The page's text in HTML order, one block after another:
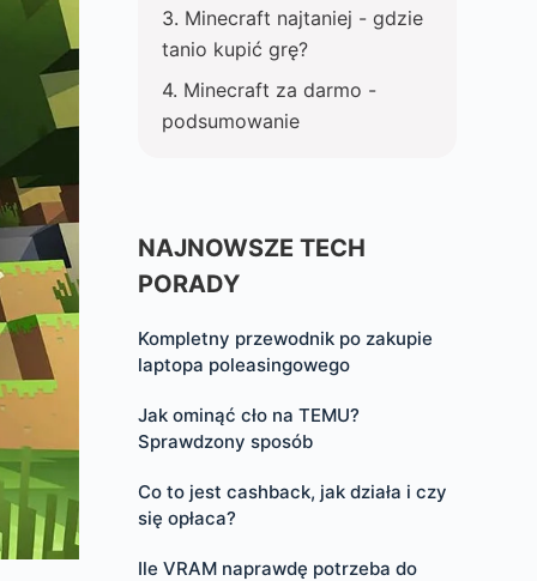
Minecraft najtaniej - gdzie
tanio kupić grę?
Minecraft za darmo -
podsumowanie
NAJNOWSZE TECH
PORADY
Kompletny przewodnik po zakupie
laptopa poleasingowego
Jak ominąć cło na TEMU?
Sprawdzony sposób
Co to jest cashback, jak działa i czy
się opłaca?
Ile VRAM naprawdę potrzeba do